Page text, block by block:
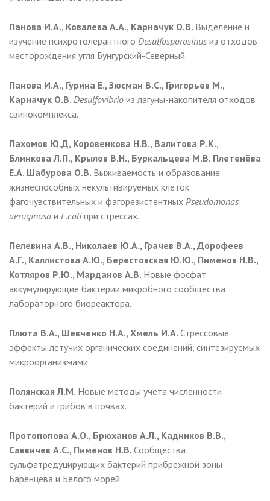
Панова И.А., Ковалева А.А., Карначук О.В. Выделение и
изучение психротолерантного Desulfosporosinus из отходов
месторождения угля Бунгурский-Северный.
Панова И.А., Гурина Е., Зюсман В.С., Григорьев М.,
Карначук О.В. Desulfovibrio из лагуны-накопителя отходов
свинокомплекса.
Пахомов Ю.Д, Коровенкова Н.В., Валитова Р.К.,
Блинкова Л.П., Крылов В.Н., Буркальцева М.В. Плетенёва
Е.А. Шабурова О.В. Выживаемость и образование
жизнеспособных некультивируемых клеток
фагочувствительных и фагорезистентных Pseudomonas
aeruginosa и E.coliпри стрессах.
Пелевина А.В., Николаев Ю.А., Грачев В.А., Дорофеев
А.Г., Каллистова А.Ю., Берестовская Ю.Ю., Пименов Н.В.,
Котляров Р.Ю., Марданов А.В. Новые фосфат
аккумулирующие бактерии микробного сообщества
лабораторного биореактора.
Плюта В.А., Шевченко Н.А., Хмель И.А. Стрессовые
эффекты летучих органических соединений, синтезируемых
микроорганизмами.
Полянская Л.М. Новые методы учета численности
бактерий и грибов в почвах.
Протопопова А.О., Брюханов А.Л., Кадников В.В.,
Саввичев А.С., Пименов Н.В. Сообщества
сульфатредуцирующих бактерий прибрежной зоны
Баренцева и Белого морей.